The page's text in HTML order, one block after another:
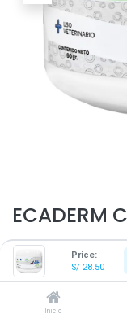
Price:
S/ 28.50
Inicio
ECADERM
S/28.50